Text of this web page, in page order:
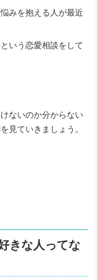
みを抱える人が最近
いう恋愛相談をして
ないのか分からない
見ていきましょう。
きな人ってな